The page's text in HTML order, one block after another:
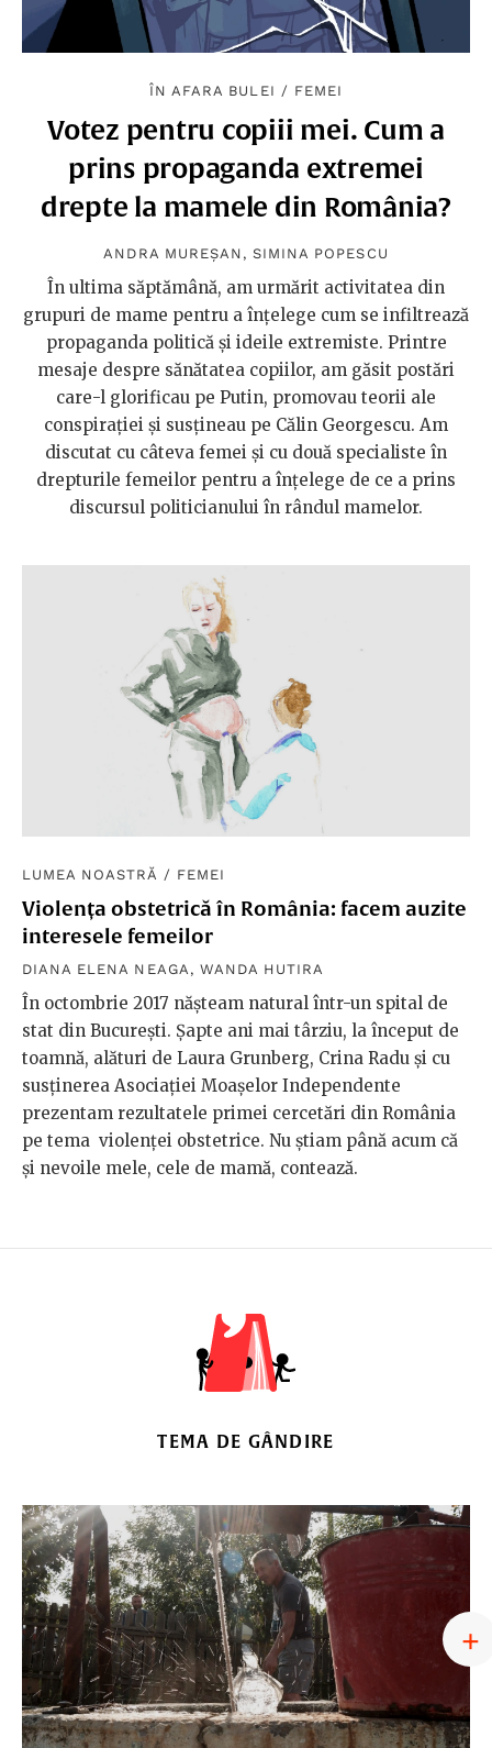
ÎN AFARA BULEI / FEMEI
Votez pentru copiii mei. Cum a
prins propaganda extremei
drepte la mamele din România?
ANDRA MUREȘAN ,SIMINA POPESCU
În ultima săptămână, am urmărit activitatea din
grupuri de mame pentru a înțelege cum se infiltrează
propaganda politică și ideile extremiste. Printre
mesaje despre sănătatea copiilor, am găsit postări
care-l glorificau pe Putin, promovau teorii ale
conspirației și susțineau pe Călin Georgescu. Am
discutat cu câteva femei și cu două specialiste în
drepturile femeilor pentru a înțelege de ce a prins
discursul politicianului în rândul mamelor.
LUMEA NOASTRĂ / FEMEI
Violența obstetrică în România: facem auzite
interesele femeilor
DIANA ELENA NEAGA , WANDA HUTIRA
În octombrie 2017 nășteam natural într-un spital de
stat din București. Șapte ani mai târziu, la început de
toamnă, alături de Laura Grunberg, Crina Radu și cu
susținerea Asociației Moașelor Independente
prezentam rezultatele primei cercetări din România
pe tema violenței obstetrice. Nu știam până acum că
și nevoile mele, cele de mamă, contează.
TEMA DE GÂNDIRE